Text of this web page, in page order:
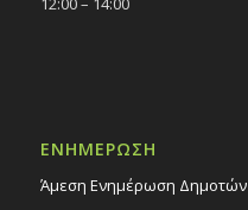
ΕΝΗΜΕΡΩΣΗ
Άμεση Ενημέρωση Δημοτών